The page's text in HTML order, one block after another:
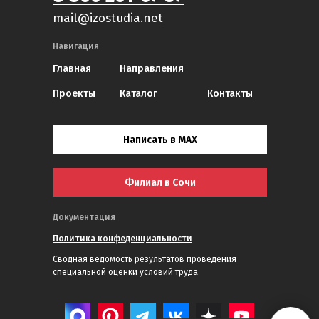
Главная
Политика конфеденциальности
Навигация
Документация
Направления
Каталог Контакты
Сводная ведомость результатов проведения
специальной оценки условий труда
Проекты
mail@izostudia.net
Написать в MAX
Филиал в Сочи